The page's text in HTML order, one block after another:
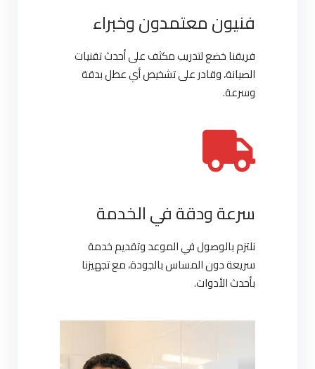
فنيون معتمدون وخبراء
فريقنا خضع لتدريب مكثف على أحدث تقنيات
الصيانة، وقادر على تشخيص أي عطل بدقة
وسرعة.
سرعة ودقة في الخدمة
نلتزم بالوصول في الموعد وتقديم خدمة
سريعة دون المساس بالجودة، مع تجهيزنا
بأحدث الأدوات.